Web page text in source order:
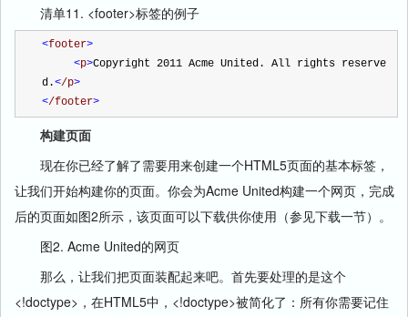
清单11. <footer>标签的例子
<footer>
<p>Copyright 2011 Acme United. All rights reserve
d.</p>
</footer>
构建页面
现在你已经了解了需要用来创建一个HTML5页面的基本标签，
让我们开始构建你的页面。你会为Acme United构建一个网页，完成
后的页面如图2所示，该页面可以下载供你使用（参见下载一节）。
图2. Acme United的网页
那么，让我们把页面装配起来吧。首先要处理的是这个
<!doctype>，在HTML5中，<!doctype>被简化了：所有你需要记住